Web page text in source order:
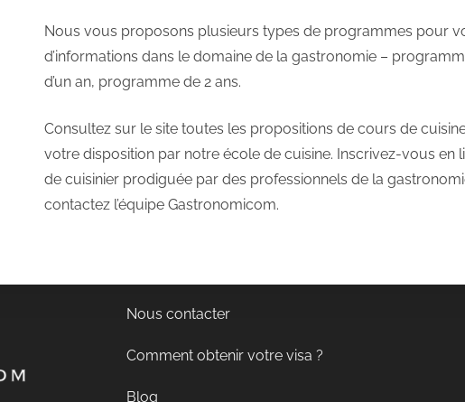
Nous vous proposons plusieurs types de programmes pour
d’informations dans le domaine de la gastronomie –
d’un an, programme de 2 ans.
Consultez sur le site toutes les propositions de cours de
votre disposition par notre école de cuisine. Inscrivez-vous en
de cuisinier prodiguée par des professionnels de la
contactez l’équipe Gastronomicom.
Nous contacter
Comment obtenir votre visa ?
Blog